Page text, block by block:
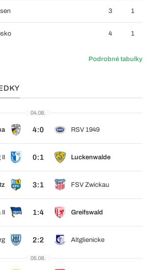
3 1
4 1
Podrobné tabulky
04.08.
4:0 RSV 1949
0:1 Luckenwalde
3:1 FSV Zwickau
1:4 Greifswald
2:2 Altglienicke
05.08.